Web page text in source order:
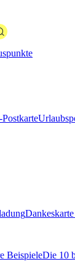
BeispieleDie 10